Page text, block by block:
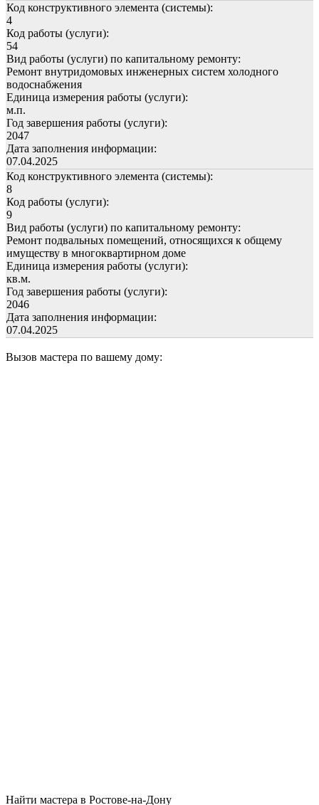
Код конструктивного элемента (системы):
4
Код работы (услуги):
54
Вид работы (услуги) по капитальному ремонту:
Ремонт внутридомовых инженерных систем холодного
водоснабжения
Единица измерения работы (услуги):
м.п.
Год завершения работы (услуги):
2047
Дата заполнения информации:
07.04.2025
Код конструктивного элемента (системы):
8
Код работы (услуги):
9
Вид работы (услуги) по капитальному ремонту:
Ремонт подвальных помещений, относящихся к общему
имуществу в многоквартирном доме
Единица измерения работы (услуги):
кв.м.
Год завершения работы (услуги):
2046
Дата заполнения информации:
07.04.2025
Вызов мастера по вашему дому:
Найти мастера в Ростове-на-Дону